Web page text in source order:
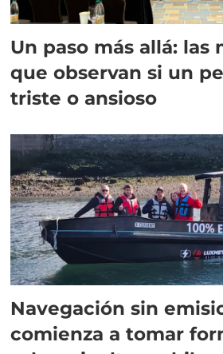
Un paso más allá: las
que observan si un
triste o ansioso
Navegación sin
comienza a tomar